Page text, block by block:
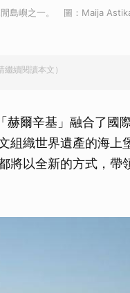
閒島嶼之一。 圖：Maija
繼續閱讀本文）
赫爾辛基」融合了國
組織世界遺產的海上
將以全新的方式，帶